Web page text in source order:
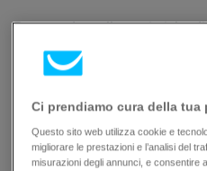
Per accedere alle statistiche
autoresponder:
Vai su Strumenti >
Passa il mouse sopra
del messaggio che
Ci prendiamo cura della tua
Questo sito web utilizza cookie e
migliorare le prestazioni e l’analisi del
misurazioni degli annunci, e consentire